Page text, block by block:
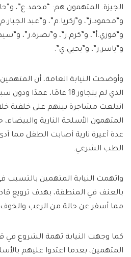
الجيزة. المتهمون هم: “محمد.ع”،
و”محمود.ز”، و”زكريا.م”، و”عبد
و”فوزي.أ”، و”كرم.ر”، و”نصرة.ر”،
و”ياسر.ر”، و”يحيي.ي”.
وأوضحت النيابة العامة، أن
الذي لم يتجاوز 18 عامًا،
اندلعت مشاجرة بينهم على خلفية
المتهمون الأسلحة النارية
عدة أعيرة نارية أصابت الطفل مما أدى
الطب الشرعي.
واتهمت النيابة المتهمين بالتسبب
بالعنف في المنطقة، بهدف ترويع
مما أسفر عن حالة من الرعب
المتهمين، بعدما اعتدوا عليهم